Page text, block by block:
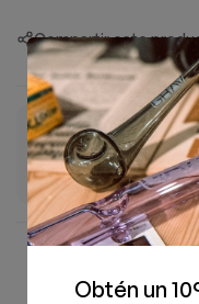
Compartir este
ENTREGA
8–11 Ago
Días hábiles
Obtén un